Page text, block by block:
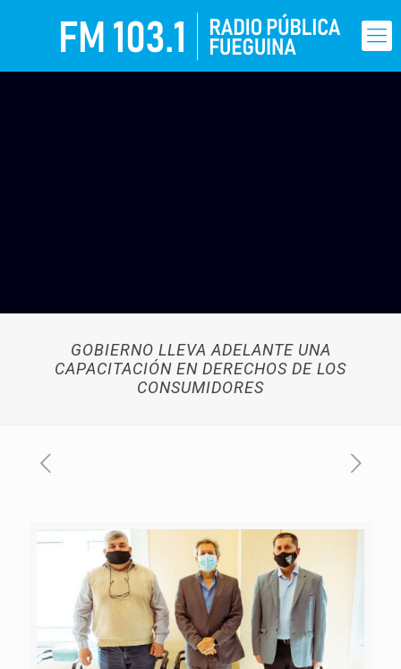
GOBIERNO LLEVA ADELANTE UNA
CAPACITACIÓN EN DERECHOS DE LOS
CONSUMIDORES